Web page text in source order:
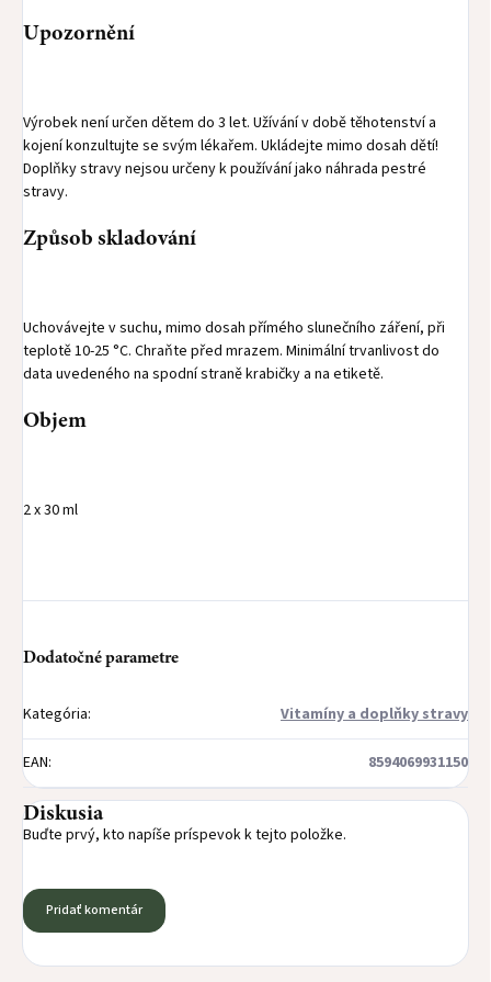
Upozornění
Výrobek není určen dětem do 3 let. Užívání v době těhotenství a
kojení konzultujte se svým lékařem. Ukládejte mimo dosah dětí!
Doplňky stravy nejsou určeny k používání jako náhrada pestré
stravy.
Způsob skladování
Uchovávejte v suchu, mimo dosah přímého slunečního záření, při
teplotě 10-25 °C. Chraňte před mrazem. Minimální trvanlivost do
data uvedeného na spodní straně krabičky a na etiketě.
Objem
2 x 30 ml
Dodatočné parametre
Kategória: Vitamíny a doplňky stravy
EAN: 8594069931150
Diskusia
Buďte prvý, kto napíše príspevok k tejto položke.
Pridať komentár